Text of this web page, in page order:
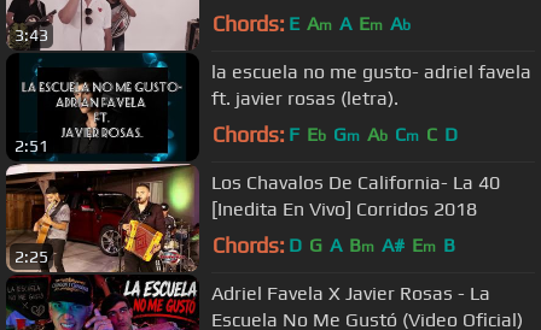
3:43 Chords: E Am A Em Ab
2:51
la escuela no me gusto- adriel favela
ft. javier rosas (letra).
Chords: F Eb Gm Ab Cm C D
2:25
Los Chavalos De California- La 40
[Inedita En Vivo] Corridos 2018
Chords: D G A Bm A# Em B
Adriel Favela X Javier Rosas - La
Escuela No Me Gustó (Video Oficial)